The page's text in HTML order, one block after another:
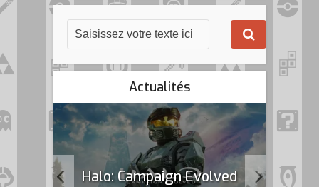
Actualités
Halo: Campaign Evolved